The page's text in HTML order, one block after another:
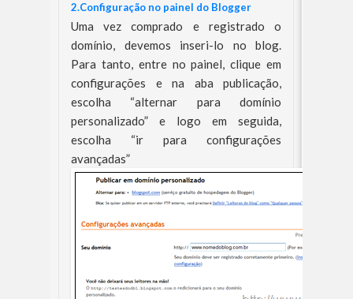
2.Configuração no painel do Blogger
Uma vez comprado e registrado o
domínio, devemos inseri-lo no blog.
Para tanto, entre no painel, clique em
configurações e na aba publicação,
escolha “alternar para domínio
personalizado” e logo em seguida,
escolha “ir para configurações
avançadas”